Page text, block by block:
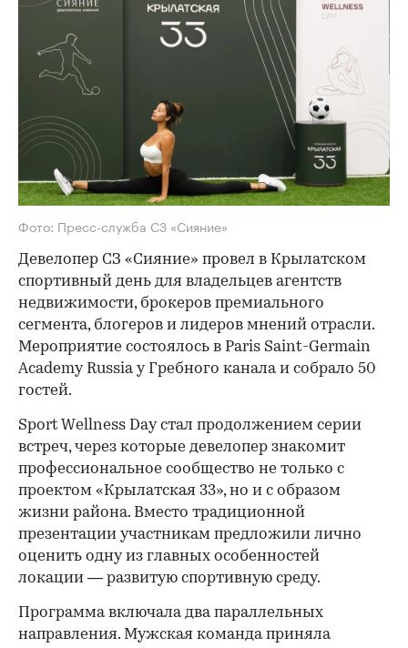
Фото: Пресс-служба СЗ «Сияние»
Девелопер СЗ «Сияние» провел в Крылатском
спортивный день для владельцев агентств
недвижимости, брокеров премиального
сегмента, блогеров и лидеров мнений отрасли.
Мероприятие состоялось в Paris Saint-Germain
Academy Russia у Гребного канала и собрало 50
гостей.
Sport Wellness Day стал продолжением серии
встреч, через которые девелопер знакомит
профессиональное сообщество не только с
проектом «Крылатская 33», но и с образом
жизни района. Вместо традиционной
презентации участникам предложили лично
оценить одну из главных особенностей
локации — развитую спортивную среду.
Программа включала два параллельных
направления. Мужская команда приняла